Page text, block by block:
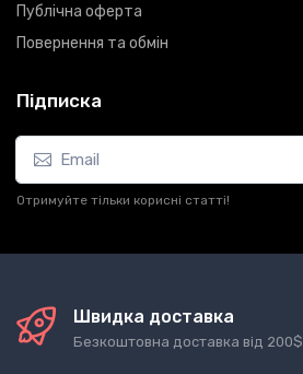
Публічна оферта
Повернення та обмін
Підписка
Отримуйте тільки корисні статті!
Швидка доставка
Безкоштовна доставка від 200$